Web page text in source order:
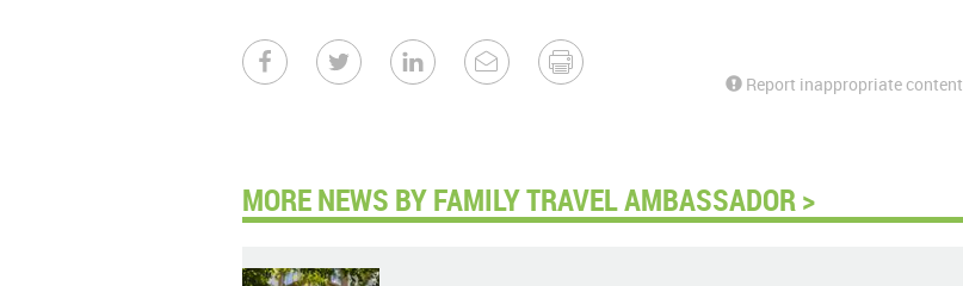
Report inappropriate content
MORE NEWS BY FAMILY TRAVEL AMBASSADOR >